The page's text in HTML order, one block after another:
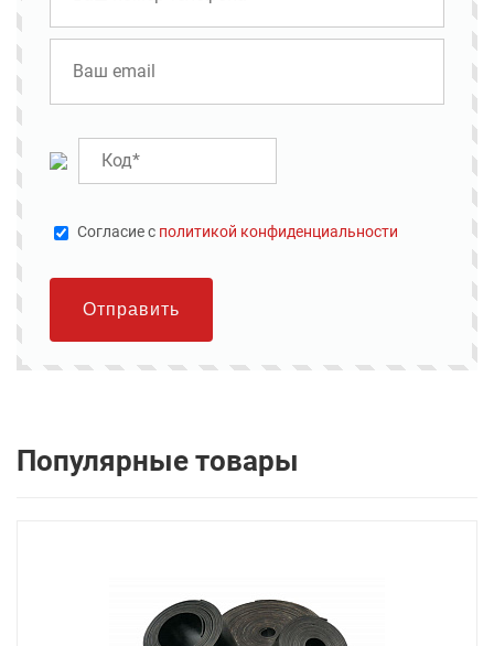
Cогласие с политикой конфиденциальности
Отправить
Популярные товары